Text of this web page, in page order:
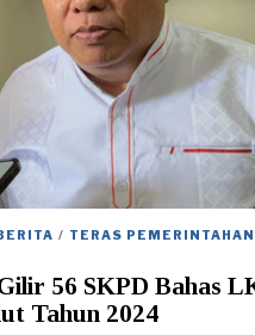
/ TERAS PEMERINTAHAN
56 SKPD Bahas
Tahun 2024